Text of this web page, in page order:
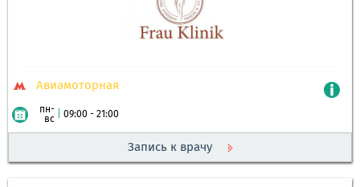
Авиамоторная
пн-
вс
09:00 - 21:00
Запись к врачу